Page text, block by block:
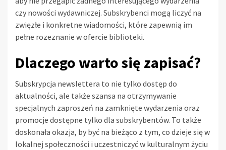
czy nowości wydawniczej. Subskrybenci mogą liczyć na
zwięzłe i konkretne wiadomości, które zapewnią im
pełne rozeznanie w ofercie biblioteki.
Dlaczego warto się zapisać?
Subskrypcja newslettera to nie tylko dostęp do
aktualności, ale także szansa na otrzymywanie
specjalnych zaproszeń na zamknięte wydarzenia oraz
promocje dostępne tylko dla subskrybentów. To także
doskonała okazja, by być na bieżąco z tym, co dzieje się w
lokalnej społeczności i uczestniczyć w kulturalnym życiu